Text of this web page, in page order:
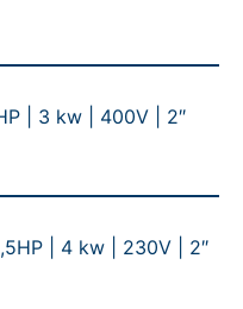
| 3 kw | 400V | 2″
| 4 kw | 230V | 2″